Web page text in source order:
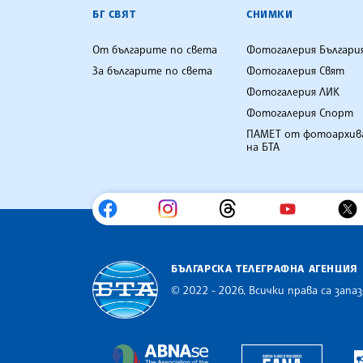
БГ СВЯТ
От българите по света
За българите по света
СНИМКИ
Фотогалерия
Фотогалерия Свят
Фотогалерия ЛИК
Фотогалерия Спорт
ПАМЕТ от
на БТА
БЪЛГАРСКА ТЕЛЕГРАФНА АГЕНЦИЯ
© 2022 - 2026, Всички права са
The Assocoation of the